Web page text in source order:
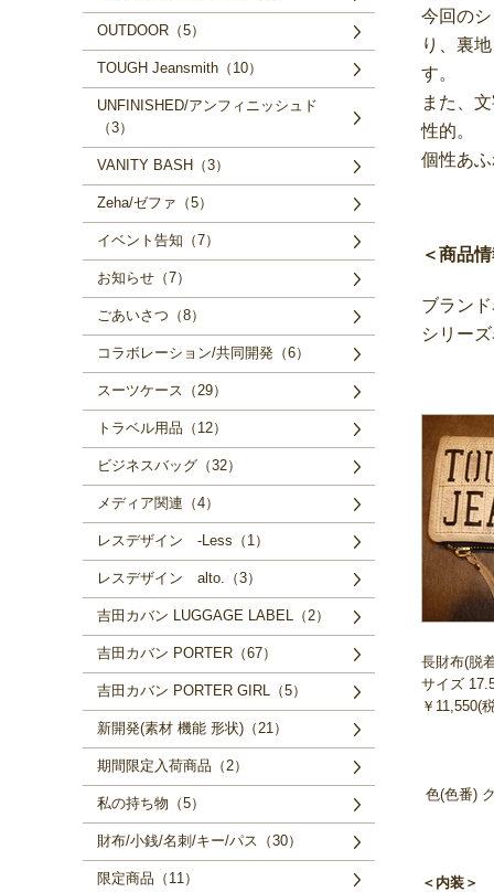
OUTDOOR（5）
TOUGH Jeansmith（10）
UNFINISHED/アンフィニッシュド
（3）
VANITY BASH（3）
Zeha/ゼファ（5）
イベント告知（7）
お知らせ（7）
ごあいさつ（8）
コラボレーション/共同開発（6）
スーツケース（29）
トラベル用品（12）
ビジネスバッグ（32）
メディア関連（4）
レスデザイン -Less（1）
レスデザイン alto.（3）
吉田カバン LUGGAGE LABEL（2）
吉田カバン PORTER（67）
吉田カバン PORTER GIRL（5）
新開発(素材 機能 形状)（21）
期間限定入荷商品（2）
私の持ち物（5）
財布/小銭/名刺/キー/パス（30）
限定商品（11）
今回の
り、裏
す。
また、
性的。
個性あ
＜商品
ブラン
シリー
長財布(脱
サイズ
￥11,550(
色(色番)
＜内装＞